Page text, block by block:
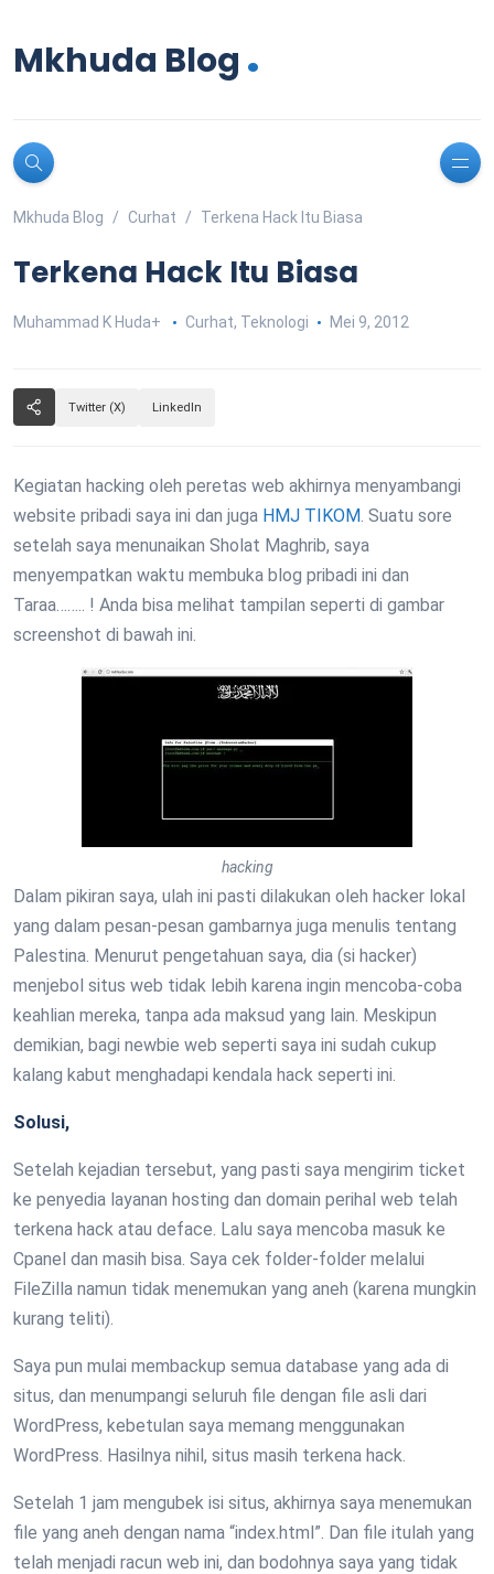
Mkhuda Blog .
Mkhuda Blog Curhat Terkena Hack Itu Biasa
Terkena Hack Itu Biasa
Muhammad K Huda+ Curhat, Teknologi Mei 9, 2012
Twitter (X) LinkedIn
Kegiatan hacking oleh peretas web akhirnya menyambangi
website pribadi saya ini dan juga HMJ TIKOM. Suatu sore
setelah saya menunaikan Sholat Maghrib, saya
menyempatkan waktu membuka blog pribadi ini dan
Taraa…….. ! Anda bisa melihat tampilan seperti di gambar
screenshot di bawah ini.
hacking
Dalam pikiran saya, ulah ini pasti dilakukan oleh hacker lokal
yang dalam pesan-pesan gambarnya juga menulis tentang
Palestina. Menurut pengetahuan saya, dia (si hacker)
menjebol situs web tidak lebih karena ingin mencoba-coba
keahlian mereka, tanpa ada maksud yang lain. Meskipun
demikian, bagi newbie web seperti saya ini sudah cukup
kalang kabut menghadapi kendala hack seperti ini.
Solusi,
Setelah kejadian tersebut, yang pasti saya mengirim ticket
ke penyedia layanan hosting dan domain perihal web telah
terkena hack atau deface. Lalu saya mencoba masuk ke
Cpanel dan masih bisa. Saya cek folder-folder melalui
FileZilla namun tidak menemukan yang aneh (karena mungkin
kurang teliti).
Saya pun mulai membackup semua database yang ada di
situs, dan menumpangi seluruh file dengan file asli dari
WordPress, kebetulan saya memang menggunakan
WordPress. Hasilnya nihil, situs masih terkena hack.
Setelah 1 jam mengubek isi situs, akhirnya saya menemukan
file yang aneh dengan nama “index.html”. Dan file itulah yang
telah menjadi racun web ini, dan bodohnya saya yang tidak